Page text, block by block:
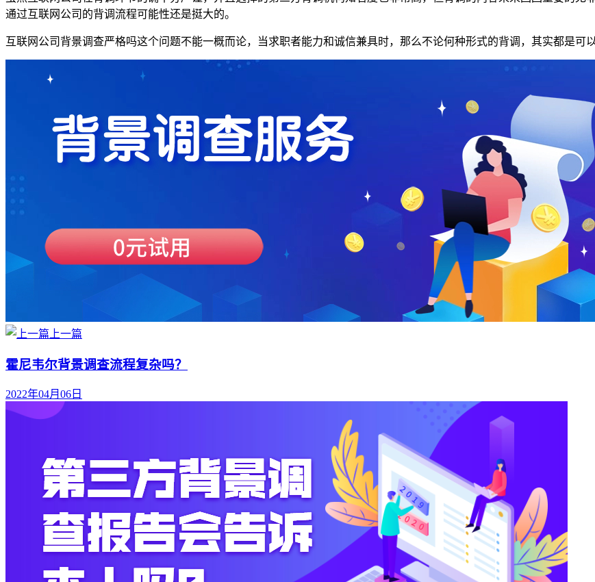
通过互联网公司的背调流程可能性还是挺大的。
互联网公司背景调查严格吗这个问题不能一概而论，当求职者能力和诚信兼具时，那么不论何种形式的背调，其实都是可
上一篇
霍尼韦尔背景调查流程复杂吗？
2022年04月06日